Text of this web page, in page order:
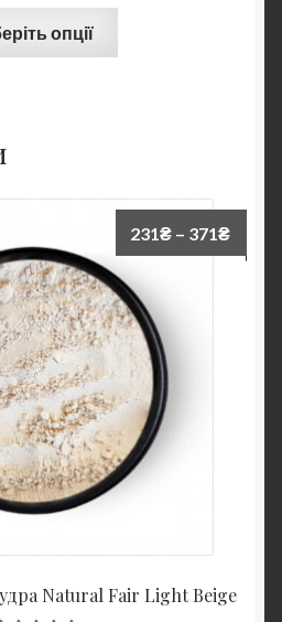
опції
Natural Fair Light Beige
231₴ – 371₴